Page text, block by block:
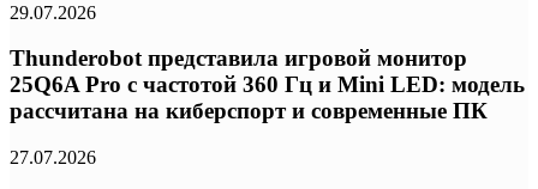
29.07.2026
Thunderobot представила игровой монитор
25Q6A Pro с частотой 360 Гц и Mini LED: модель
рассчитана на киберспорт и современные ПК
27.07.2026